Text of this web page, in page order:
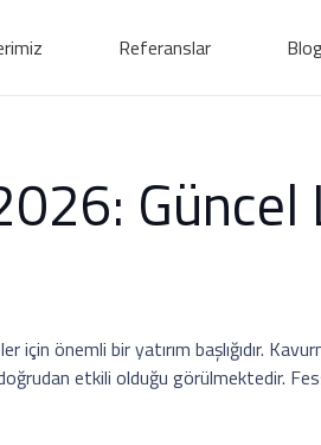
Referanslar
önemli bir yatırım başlığıdır.
etkili olduğu görülmektedir.